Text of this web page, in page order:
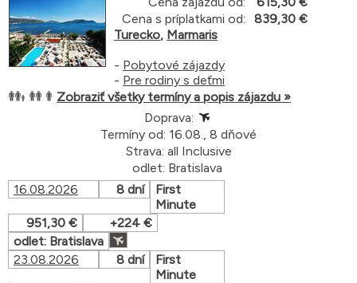
Cena s príplatkami od:
839,30 €
Turecko, Marmaris
- Pobytové zájazdy
- Pre rodiny s deťmi
Zobraziť všetky termíny a popis zájazdu »
Doprava:
Termíny od: 16.08., 8 dňové
Strava: all Inclusive
odlet: Bratislava
16.08.2026
8 dní
First
Minute
951,30 €
+224 €
odlet: Bratislava
23.08.2026
8 dní
First
Minute